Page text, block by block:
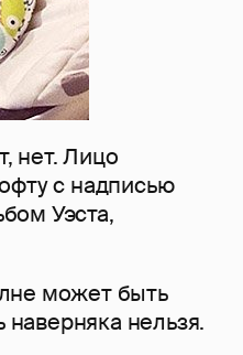
нет. Лицо
с надписью
Уэста,
может быть
нельзя.